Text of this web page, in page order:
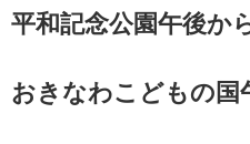
平和記念公園午後か
おきなわこどもの国